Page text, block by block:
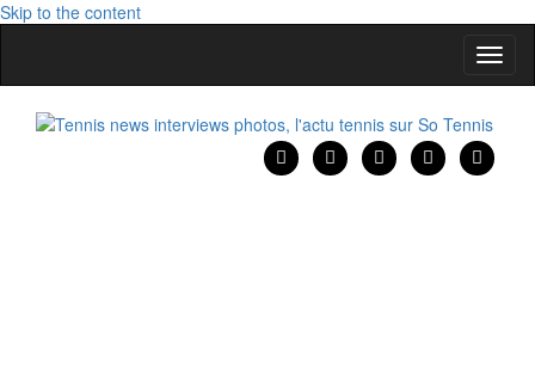
Skip to the content
la
Tennis news interviews photos, l'actu tennis sur So Tennis
Tennis news interviews photos, l'actu tennis sur So Tennis